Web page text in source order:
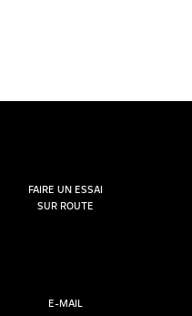
FAIRE UN ESSAI
SUR ROUTE
E-MAIL